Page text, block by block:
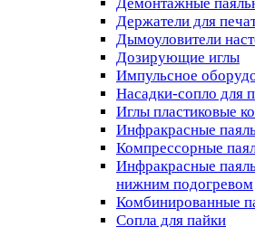
Держатели для
Дымоуловители
Дозирующие иглы
Импульсное
Насадки-сопло для
Иглы пластиковые
Инфракрасные
Компрессорные
Инфракрасные
нижним подогревом
Комбинированные
Сопла для пайки